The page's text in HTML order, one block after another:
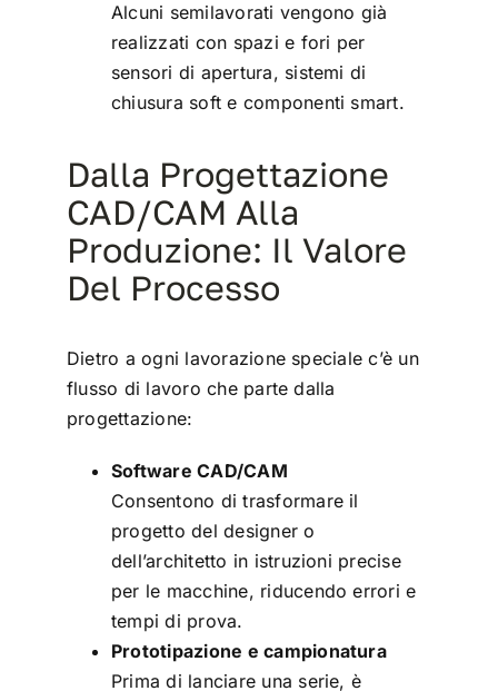
Alcuni semilavorati vengono già
realizzati con spazi e fori per
sensori di apertura, sistemi di
chiusura soft e componenti smart.
Dalla Progettazione
CAD/CAM Alla
Produzione: Il Valore
Del Processo
Dietro a ogni lavorazione speciale c’è un
flusso di lavoro che parte dalla
progettazione:
Software CAD/CAM
Consentono di trasformare il
progetto del designer o
dell’architetto in istruzioni precise
per le macchine, riducendo errori e
tempi di prova.
Prototipazione e campionatura
Prima di lanciare una serie, è